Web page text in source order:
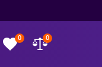
0 0